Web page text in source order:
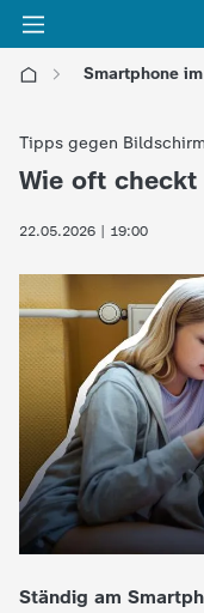
Smartphone
o
g
o
d
e
Tipps gegen
:
Wie oft checkt
22.05.2026 | 19:00
Ständig am